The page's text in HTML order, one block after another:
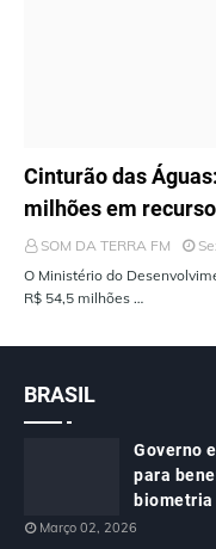
ÚLTIMAS NOTÍCIAS
Cinturão das
milhões em
SOM DA TERRA FM
O Ministério do
R$ 54,5 milhões …
BRASIL
Governo
para
biometria
Março 02, 2026